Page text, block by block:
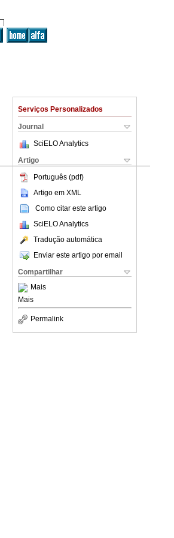
Serviços Personalizados
Journal
SciELO Analytics
Artigo
Português (pdf)
Artigo em XML
Como citar este artigo
SciELO Analytics
Tradução automática
Enviar este artigo por email
Compartilhar
Mais
Mais
Permalink